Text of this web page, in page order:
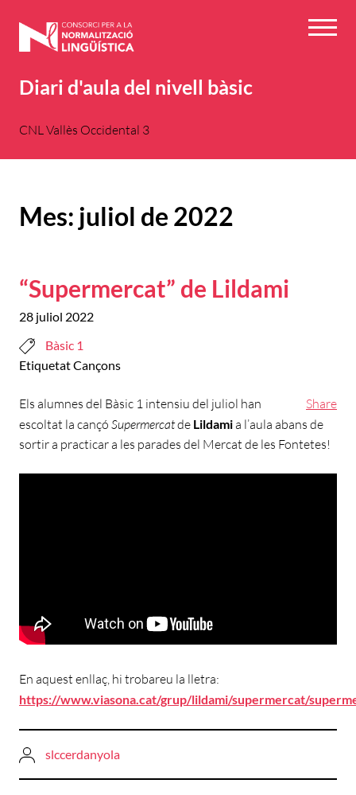
Diari d'aula del nivell bàsic
CNL Vallès Occidental 3
Mes: juliol de 2022
“Supermercat” de Lildami
28 juliol 2022
Bàsic 1
EtiquetatCançons
Share
Els alumnes del Bàsic 1 intensiu del juliol han
escoltat la cançó Supermercatde Lildamia l’aula abans de
sortir a practicar a les parades del Mercat de les Fontetes!
En aquest enllaç, hi trobareu la lletra:
https://www.viasona.cat/grup/lildami/supermercat/
slccerdanyola